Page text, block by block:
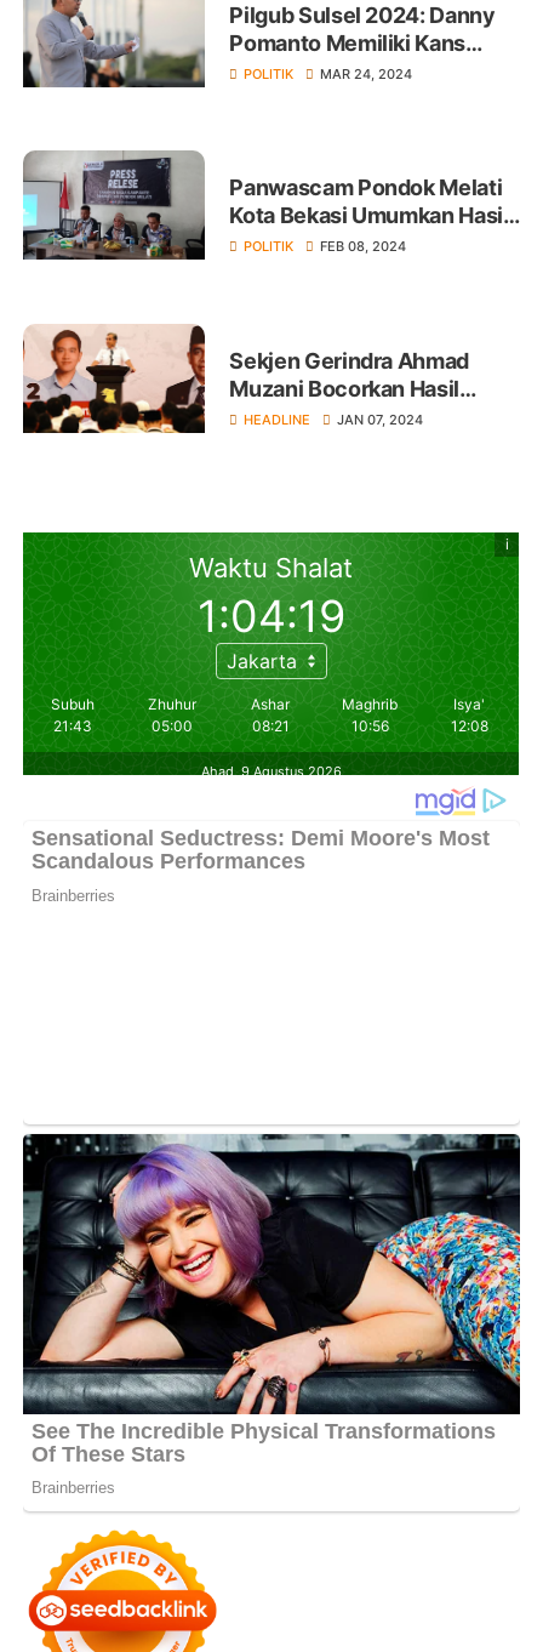
Pilgub Sulsel 2024: Danny
Pomanto Memiliki Kans
Besar Jadi Calon Gubernur
POLITIK MAR 24, 2024
Panwascam Pondok Melati
Kota Bekasi Umumkan Hasil
Pengawasan Kampanye
POLITIK FEB 08, 2024
Sekjen Gerindra Ahmad
Muzani Bocorkan Hasil
Pertemuan Jokowi dan
HEADLINE JAN 07, 2024